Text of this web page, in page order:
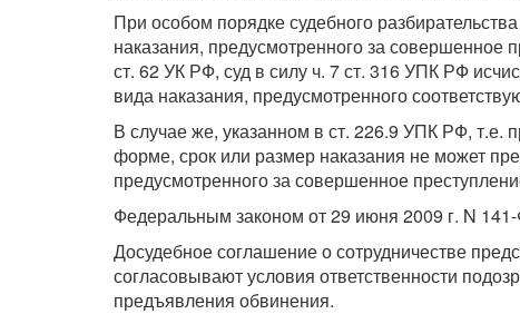
При особом порядке судебного
наказания, предусмотренного за
ст. 62 УК РФ, суд в силу ч. 7 ст. 316 УПК РФ
вида наказания, предусмотренного
В случае же, указанном в ст. 226.9 УПК РФ, т.е.
форме, срок или размер наказания не может
предусмотренного за совершенное
Федеральным законом от 29 июня 2009 г. N
Досудебное соглашение о сотрудничестве
согласовывают условия ответственности
предъявления обвинения.